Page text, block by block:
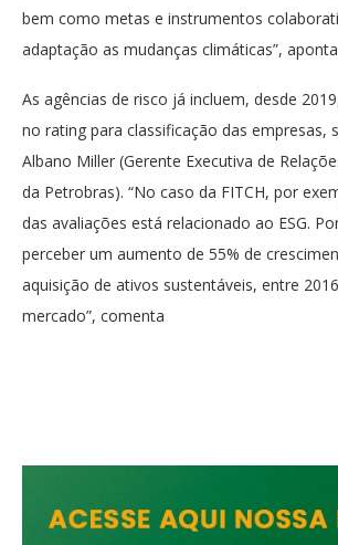
bem como metas e instrumentos
adaptação as mudanças climáticas”,
As agências de risco já incluem, desde
no rating para classificação das empresas,
Albano Miller (Gerente Executiva de
da Petrobras). “No caso da FITCH, por
das avaliações está relacionado ao ESG.
perceber um aumento de 55% de
aquisição de ativos sustentáveis, entre
mercado”, comenta